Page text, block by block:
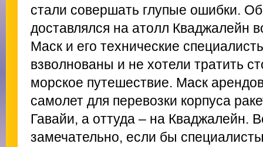
стали совершать глупые ошибки.
доставлялся на атолл Кваджалейн
Маск и его технические
взволнованы и не хотели тратить
морское путешествие. Маск
самолет для перевозки корпуса
Гавайи, а оттуда – на Кваджалейн.
замечательно, если бы